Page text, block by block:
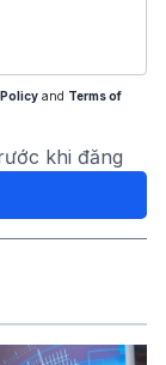
and Terms of
khi đăng